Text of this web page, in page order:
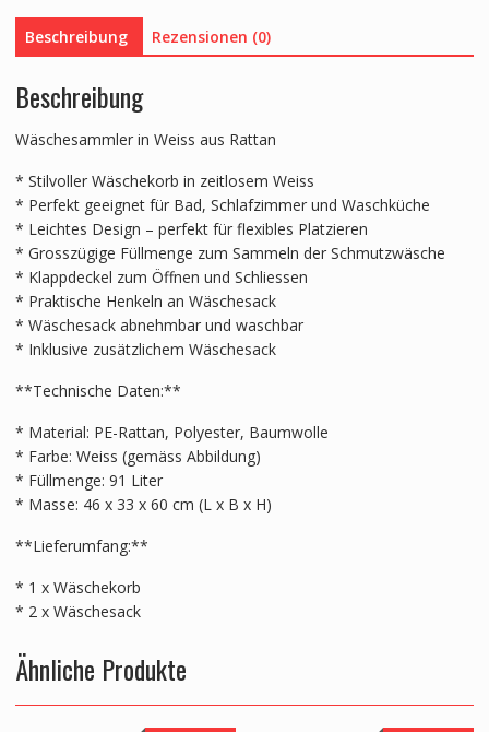
Beschreibung Rezensionen (0)
Beschreibung
Wäschesammler in Weiss aus Rattan
* Stilvoller Wäschekorb in zeitlosem Weiss
* Perfekt geeignet für Bad, Schlafzimmer und Waschküche
* Leichtes Design – perfekt für flexibles Platzieren
* Grosszügige Füllmenge zum Sammeln der Schmutzwäsche
* Klappdeckel zum Öffnen und Schliessen
* Praktische Henkeln an Wäschesack
* Wäschesack abnehmbar und waschbar
* Inklusive zusätzlichem Wäschesack
**Technische Daten:**
* Material: PE-Rattan, Polyester, Baumwolle
* Farbe: Weiss (gemäss Abbildung)
* Füllmenge: 91 Liter
* Masse: 46 x 33 x 60 cm (L x B x H)
**Lieferumfang:**
* 1 x Wäschekorb
* 2 x Wäschesack
Ähnliche Produkte